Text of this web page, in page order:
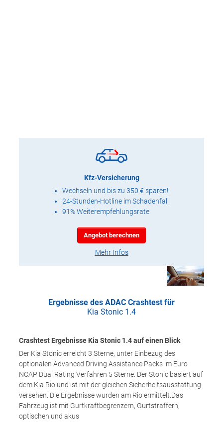
Kfz-Versicherung
Wechseln und bis zu 350 € sparen!
24-Stunden-Hotline im Schadenfall
91% Weiterempfehlungsrate
Angebot berechnen
Mehr Infos
Ergebnisse des ADAC Crashtest für
Kia Stonic 1.4
Crashtest Ergebnisse Kia Stonic 1.4 auf einen Blick
Der Kia Stonic erreicht 3 Sterne, unter Einbezug des
optionalen Advanced Driving Assistance Packs im Euro
NCAP Dual Rating Verfahren 5 Sterne. Der Stonic basiert auf
dem Kia Rio und ist mit der gleichen Sicherheitsausstattung
versehen. Die Ergebnisse wurden am Rio ermittelt.Das
Fahrzeug ist mit Gurtkraftbegrenzern, Gurtstraffern,
optischen und akus